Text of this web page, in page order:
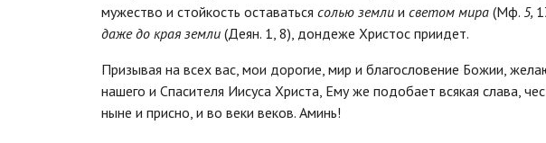
мужество и стойкость оставаться солью земли и светом мира (Мф. 5,
даже до края земли (Деян. 1, 8), дондеже Христос приидет.
Призывая на всех вас, мои дорогие, мир и благословение Божии,
нашего и Спасителя Иисуса Христа, Ему же подобает всякая слава,
ныне и присно, и во веки веков. Аминь!